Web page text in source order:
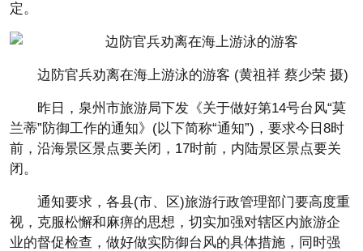
定。
边防官兵劝离在海上游泳的游客 (黄祖祥 蔡少荣 摄)
昨日，泉州市旅游局下发《关于做好第14号台风“莫
兰蒂”防御工作的通知》(以下简称“通知”)，要求今日8时
前，沿海景区景点要关闭，17时前，内陆景区景点要关
闭。
通知要求，各县(市、区)旅游行政管理部门要高度重
视，克服松懈和麻痹的思想，切实加强对辖区内旅游企
业的督促检查，做好做实防御台风的具体措施，同时强